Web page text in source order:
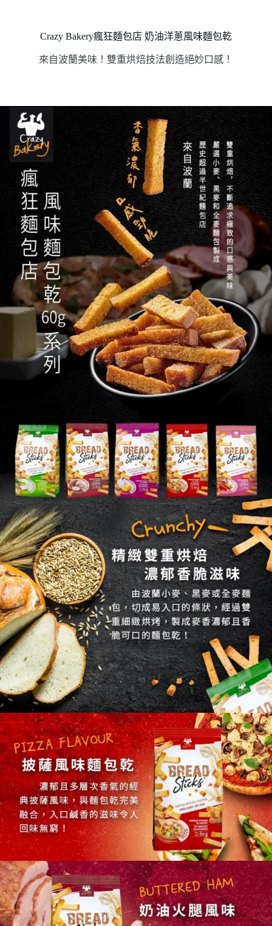
Crazy Bakery瘋狂麵包店 奶油洋蔥風味麵包乾
來自波蘭美味！雙重烘焙技法創造絕妙口感！